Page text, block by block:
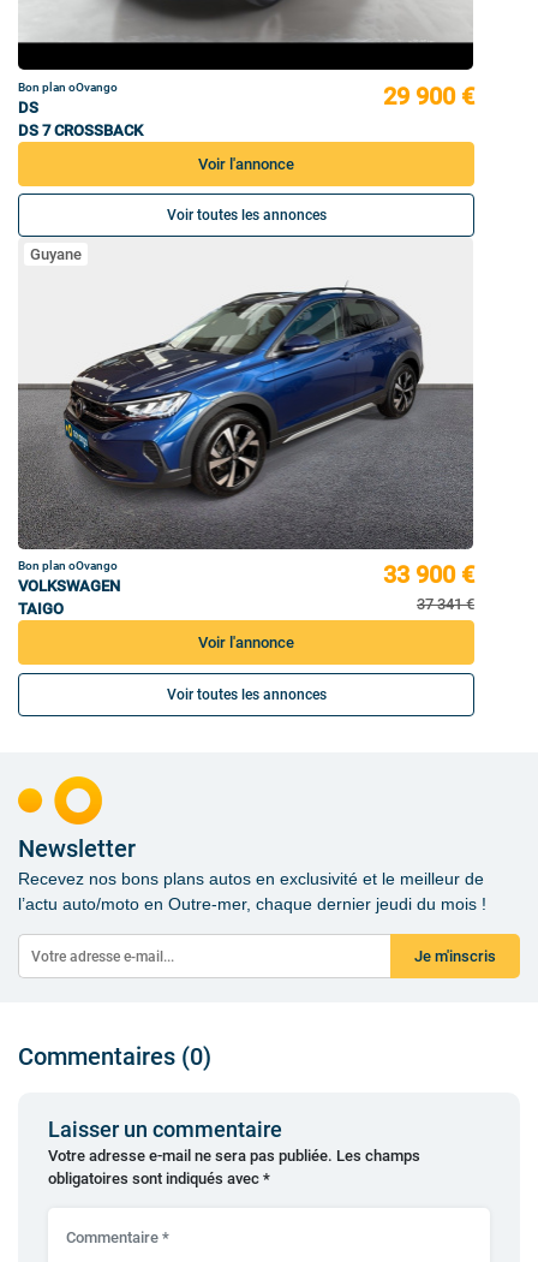
Bon plan oOvango
DS
DS 7 CROSSBACK
29 900 €
Voir l'annonce
Voir toutes les annonces
Guyane
Bon plan oOvango
VOLKSWAGEN
TAIGO
33 900 €
37 341 €
Voir l'annonce
Voir toutes les annonces
Newsletter
Recevez nos bons plans autos en exclusivité et le meilleur de
l’actu auto/moto en Outre-mer, chaque dernier jeudi du mois !
Je m'inscris
Commentaires (0)
Laisser un commentaire
Votre adresse e-mail ne sera pas publiée. Les champs
obligatoires sont indiqués avec *